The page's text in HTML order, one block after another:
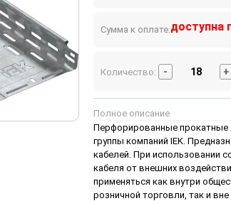
Сумма к оплате:доступна
Количество: - +
Полное описание
Перфорированные прокатные
группы компаний IEK.
кабелей. При использовании
кабеля от внешних
применяться как внутри
розничной торговли, так и